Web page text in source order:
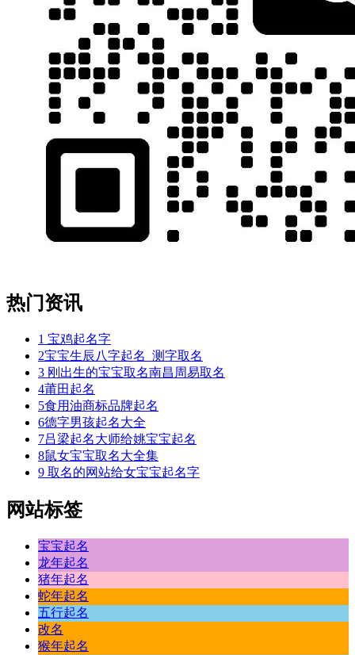
热门资讯
1 宝鸡起名字
2宝宝生辰八字起名_测字取名
3 刚出生的宝宝取名南昌周易取名
4莆田起名
5食用油商标品牌起名
6德字男孩起名大全
7吕梁起名大师给姚宝宝起名
8鼠女宝宝取名大全集
9 取名的网站给女宝宝起名字
网站标签
宝宝起名
龙年起名
猪年起名
蛇年起名
五行起名
改名
猴年起名